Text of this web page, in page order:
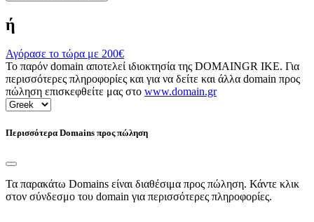
ή
Αγόρασε το τώρα με 200€
Το παρόν domain αποτελεί ιδιοκτησία της DOMAINGR ΙΚΕ. Για
περισσότερες πληροφορίες και για να δείτε και άλλα domain προς
πώληση επισκεφθείτε μας στο www.domain.gr
Περισσότερα Domains προς πώληση
Τα παρακάτω Domains είναι διαθέσιμα προς πώληση. Κάντε κλικ
στον σύνδεσμο του domain για περισσότερες πληροφορίες.